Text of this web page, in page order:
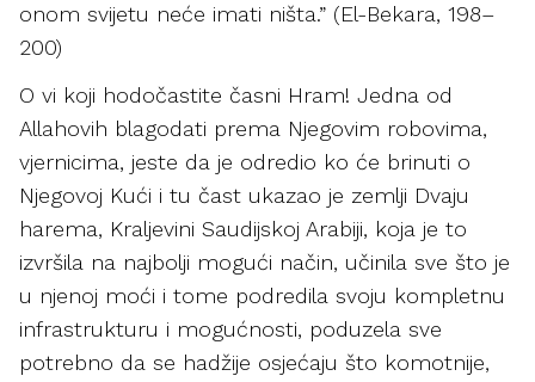
onom svijetu neće imati ništa.” (El-Bekara, 198–
200)
O vi koji hodočastite časni Hram! Jedna od
Allahovih blagodati prema Njegovim robovima,
vjernicima, jeste da je odredio ko će brinuti o
Njegovoj Kući i tu čast ukazao je zemlji Dvaju
harema, Kraljevini Saudijskoj Arabiji, koja je to
izvršila na najbolji mogući način, učinila sve što je
u njenoj moći i tome podredila svoju kompletnu
infrastrukturu i mogućnosti, poduzela sve
potrebno da se hadžije osjećaju što komotnije,